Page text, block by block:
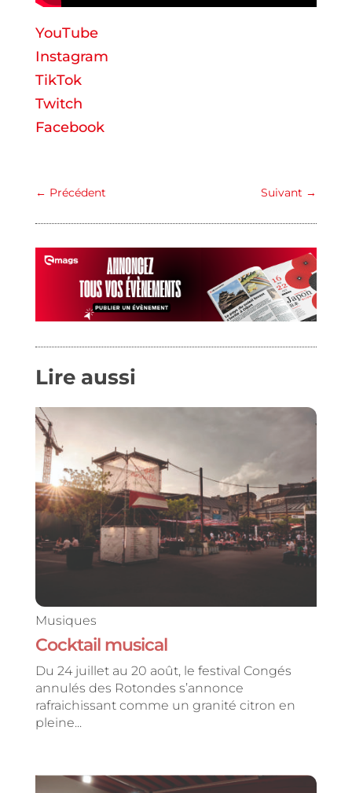
YouTube
Instagram
TikTok
Twitch
Facebook
← Précédent Suivant →
Lire aussi
Musiques
Cocktail musical
Du 24 juillet au 20 août, le festival Congés
annulés des Rotondes s’annonce
rafraichissant comme un granité citron en
pleine...